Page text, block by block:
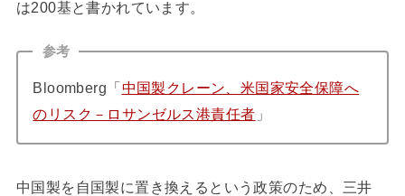
は200基と書かれています。
参考
Bloomberg「中国製クレーン、米国家安全保障へ
のリスク－ロサンゼルス港責任者 」
中国製を自国製に置き換えるという政策のため、三井